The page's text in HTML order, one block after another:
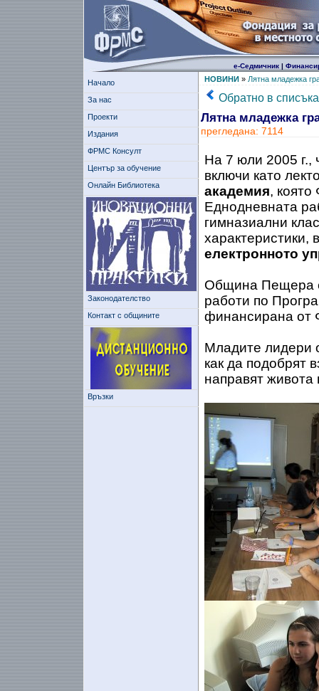
е-Седмичник|
Начало
За нас
Проекти
Издания
ФРМС Консулт
Център за обучение
Онлайн Библиотека
Законодателство
Контакт с общините
Връзки
НОВИНИ» Лятна младежка
Обратно в списъка
Лятна младежка
прегледана: 7114
На 7 юли 2005 г.,
включи като
академия,
Еднодневната
гимназиални
характеристики,
електронното
Община Пещера
работи по
финансирана от
Младите лидери
как да подобрят
направят